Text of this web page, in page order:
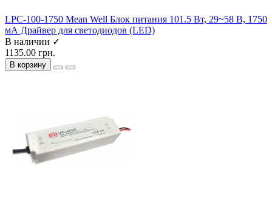
LPC-100-1750 Mean Well Блок питания 101.5 Вт, 29~58 В, 1750
мА Драйвер для светодиодов (LED)
В наличии ✓
1135.00 грн.
В корзину